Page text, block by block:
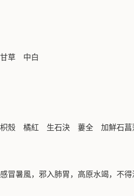
草 中白
橘紅 生石決 蔞全 加鮮石菖
冒暑風，邪入肺胃，高原水竭，不